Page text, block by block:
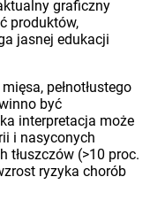
graficzny
produktów,
jasnej edukacji
pełnotłustego
być
interpretacja może
i nasyconych
tłuszczów (>10 proc.
ryzyka chorób